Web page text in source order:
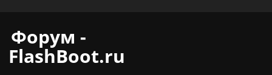
Форум -
FlashBoot.ru